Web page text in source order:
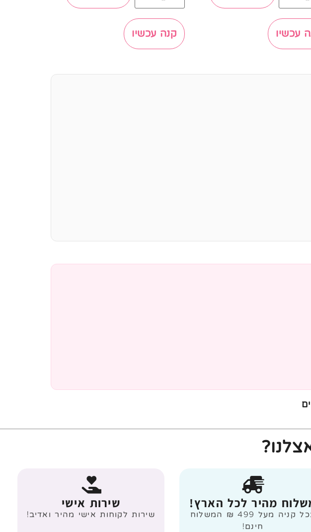
עכשיו קנה עכשיו
מהיר לכל הארץ!
בכל קניה מעל 499 ₪ המשלוח
חינם!
שירות אישי
שירות לקוחות אישי מהיר ואדיב!